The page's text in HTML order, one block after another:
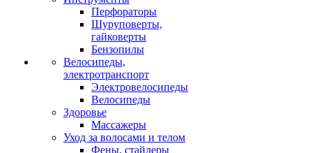
Перфораторы
Шуруповерты,
гайковерты
Бензопилы
Велосипеды,
электротранспорт
Электровелосипеды
Велосипеды
Здоровье
Массажеры
Уход за волосами и телом
Фены, стайлеры